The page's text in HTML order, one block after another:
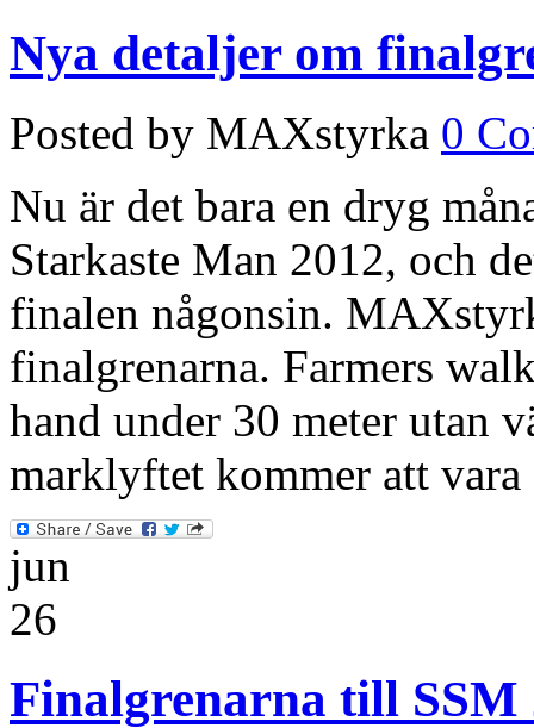
Nya detaljer om
Posted by MAXstyrka 0
Nu är det bara en dryg
Starkaste Man 2012, och
finalen någonsin.
finalgrenarna. Farmers
hand under 30 meter utan
marklyftet kommer att
jun
26
Finalgrenarna till SSM